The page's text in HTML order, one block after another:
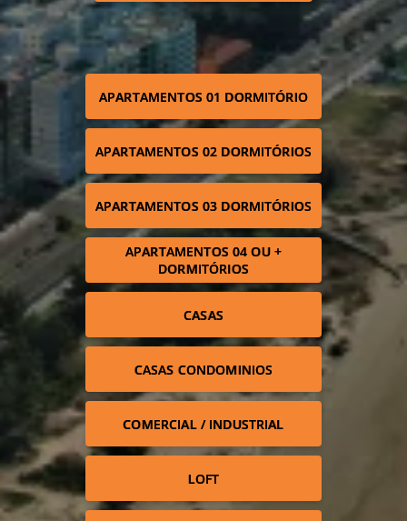
APARTAMENTOS 01 DORMITÓRIO
APARTAMENTOS 02 DORMITÓRIOS
APARTAMENTOS 03 DORMITÓRIOS
APARTAMENTOS 04 OU +
DORMITÓRIOS
CASAS
CASAS CONDOMINIOS
COMERCIAL / INDUSTRIAL
LOFT